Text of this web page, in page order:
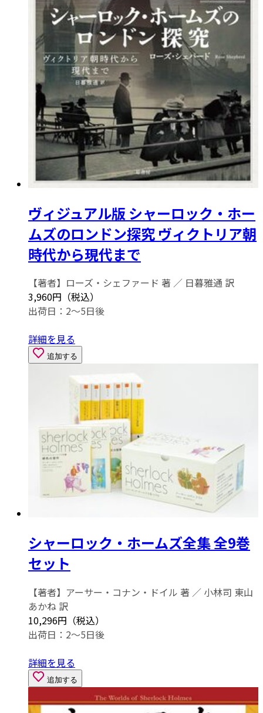
ヴィジュアル版 シャーロック・ホー
ムズのロンドン探究 ヴィクトリア朝
時代から現代まで
【著者】ローズ・シェファード 著 ／ 日暮雅通 訳
3,960円（税込）
出荷日：2～5日後
詳細を見る
追加する
シャーロック・ホームズ全集 全9巻
セット
【著者】アーサー・コナン・ドイル 著 ／ 小林司 東山
あかね 訳
10,296円（税込）
出荷日：2～5日後
詳細を見る
追加する